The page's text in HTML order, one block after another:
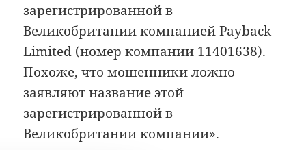
зарегистрированной в
Великобритании компанией Payback
Limited (номер компании 11401638).
Похоже, что мошенники ложно
заявляют название этой
зарегистрированной в
Великобритании компании».